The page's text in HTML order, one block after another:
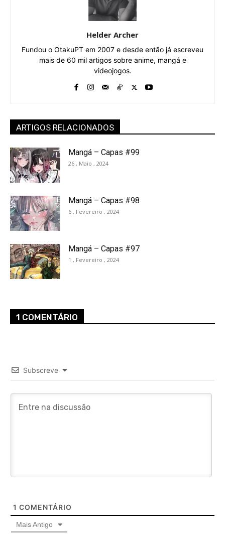
Helder Archer
Fundou o OtakuPT em 2007 e desde então já escreveu
mais de 60 mil artigos sobre anime, mangá e
videojogos.
ARTIGOS RELACIONADOS
Mangá – Capas #99
26 , Maio , 2024
Mangá – Capas #98
6 , Fevereiro , 2024
Mangá – Capas #97
1 , Fevereiro , 2024
1 COMENTÁRIO
Subscreve
1 COMENTÁRIO
Mais Antigo